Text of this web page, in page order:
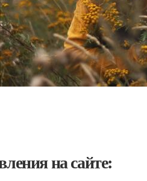
на сайте: